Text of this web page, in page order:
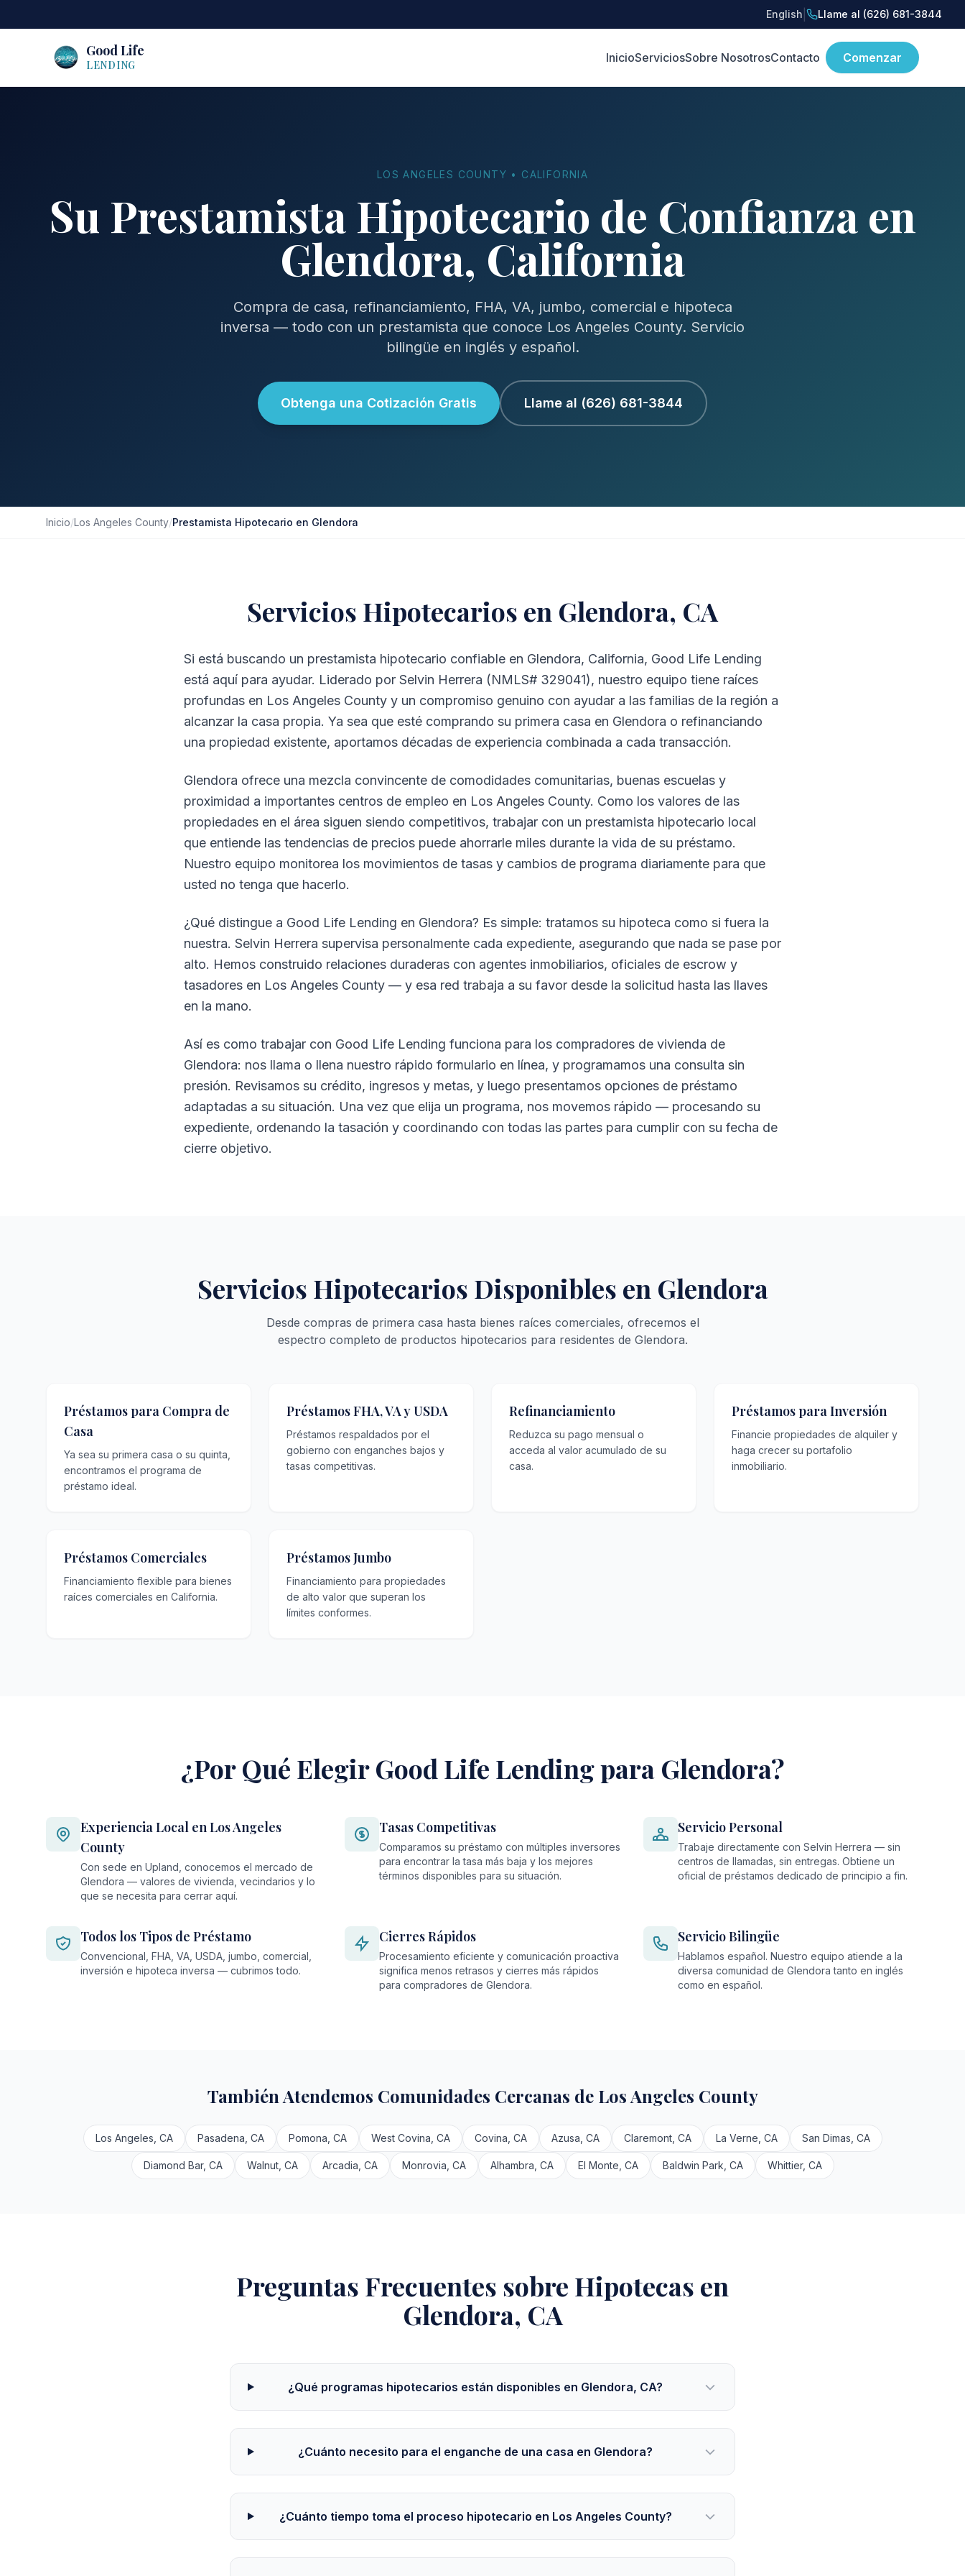
English Llame al (626) 681-3844
Good Life
LENDING
InicioServiciosSobre NosotrosContacto Comenzar
LOS ANGELES COUNTY • CALIFORNIA
Su Prestamista Hipotecario de Confianza en
Glendora, California
Compra de casa, refinanciamiento, FHA, VA, jumbo, comercial e hipoteca
inversa — todo con un prestamista que conoce Los Angeles County. Servicio
bilingüe en inglés y español.
Obtenga una Cotización Gratis Llame al (626) 681-3844
Inicio/Los Angeles County/Prestamista Hipotecario en Glendora
Servicios Hipotecarios en Glendora, CA
Si está buscando un prestamista hipotecario confiable en Glendora, California, Good Life Lending
está aquí para ayudar. Liderado por Selvin Herrera (NMLS# 329041), nuestro equipo tiene raíces
profundas en Los Angeles County y un compromiso genuino con ayudar a las familias de la región a
alcanzar la casa propia. Ya sea que esté comprando su primera casa en Glendora o refinanciando
una propiedad existente, aportamos décadas de experiencia combinada a cada transacción.
Glendora ofrece una mezcla convincente de comodidades comunitarias, buenas escuelas y
proximidad a importantes centros de empleo en Los Angeles County. Como los valores de las
propiedades en el área siguen siendo competitivos, trabajar con un prestamista hipotecario local
que entiende las tendencias de precios puede ahorrarle miles durante la vida de su préstamo.
Nuestro equipo monitorea los movimientos de tasas y cambios de programa diariamente para que
usted no tenga que hacerlo.
¿Qué distingue a Good Life Lending en Glendora? Es simple: tratamos su hipoteca como si fuera la
nuestra. Selvin Herrera supervisa personalmente cada expediente, asegurando que nada se pase por
alto. Hemos construido relaciones duraderas con agentes inmobiliarios, oficiales de escrow y
tasadores en Los Angeles County — y esa red trabaja a su favor desde la solicitud hasta las llaves
en la mano.
Así es como trabajar con Good Life Lending funciona para los compradores de vivienda de
Glendora: nos llama o llena nuestro rápido formulario en línea, y programamos una consulta sin
presión. Revisamos su crédito, ingresos y metas, y luego presentamos opciones de préstamo
adaptadas a su situación. Una vez que elija un programa, nos movemos rápido — procesando su
expediente, ordenando la tasación y coordinando con todas las partes para cumplir con su fecha de
cierre objetivo.
Servicios Hipotecarios Disponibles en Glendora
Desde compras de primera casa hasta bienes raíces comerciales, ofrecemos el
espectro completo de productos hipotecarios para residentes de Glendora.
Préstamos para Compra de
Casa
Ya sea su primera casa o su quinta,
encontramos el programa de
préstamo ideal.
Préstamos FHA, VA y USDA
Préstamos respaldados por el
gobierno con enganches bajos y
tasas competitivas.
Refinanciamiento
Reduzca su pago mensual o
acceda al valor acumulado de su
casa.
Préstamos para Inversión
Financie propiedades de alquiler y
haga crecer su portafolio
inmobiliario.
Préstamos Comerciales
Financiamiento flexible para bienes
raíces comerciales en California.
Préstamos Jumbo
Financiamiento para propiedades
de alto valor que superan los
límites conformes.
¿Por Qué Elegir Good Life Lending para Glendora?
Experiencia Local en Los Angeles
County
Con sede en Upland, conocemos el mercado de
Glendora — valores de vivienda, vecindarios y lo
que se necesita para cerrar aquí.
Tasas Competitivas
Comparamos su préstamo con múltiples inversores
para encontrar la tasa más baja y los mejores
términos disponibles para su situación.
Servicio Personal
Trabaje directamente con Selvin Herrera — sin
centros de llamadas, sin entregas. Obtiene un
oficial de préstamos dedicado de principio a fin.
Todos los Tipos de Préstamo
Convencional, FHA, VA, USDA, jumbo, comercial,
inversión e hipoteca inversa — cubrimos todo.
Cierres Rápidos
Procesamiento eficiente y comunicación proactiva
significa menos retrasos y cierres más rápidos
para compradores de Glendora.
Servicio Bilingüe
Hablamos español. Nuestro equipo atiende a la
diversa comunidad de Glendora tanto en inglés
como en español.
También Atendemos Comunidades Cercanas de Los Angeles County
Los Angeles, CA Pasadena, CA Pomona, CA West Covina, CA Covina, CA Azusa, CA Claremont, CA La Verne, CA San Dimas, CA
Diamond Bar, CA Walnut, CA Arcadia, CA Monrovia, CA Alhambra, CA El Monte, CA Baldwin Park, CA Whittier, CA
Preguntas Frecuentes sobre Hipotecas en
Glendora, CA
¿Qué programas hipotecarios están disponibles en Glendora, CA?
¿Cuánto necesito para el enganche de una casa en Glendora?
¿Cuánto tiempo toma el proceso hipotecario en Los Angeles County?